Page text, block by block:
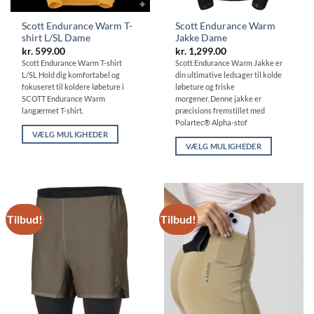
Scott Endurance Warm T-
shirt L/SL Dame
kr.599.00
Scott Endurance Warm T-shirt
L/SL Hold dig komfortabel og
fokuseret til koldere løbeture i
SCOTT Endurance Warm
langærmet T-shirt.
VÆLG MULIGHEDER
flere
varianter.
Mulighederne
kan
vælges
på
varesiden
Scott Endurance Warm
Jakke Dame
kr. 1,299.00
Scott Endurance Warm Jakke er
din ultimative ledsager til kolde
løbeture og friske
morgener. Denne jakke er
præcisions fremstillet med
Polartec® Alpha-stof
VÆLG MULIGHEDER
har
flere
varianter.
Mulighederne
kan
vælges
varesiden
Tilbud! Tilbud!